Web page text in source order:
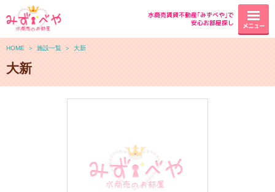
水商売賃貸不動産｢みずべや｣で
安心お部屋探し
メニュー
HOME ＞ 施設一覧 ＞ 大新
大新